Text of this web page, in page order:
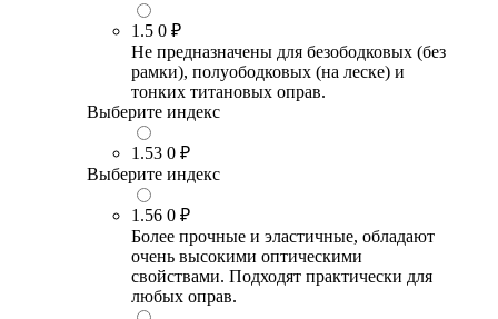
1.5 0 ₽
Не предназначены для безободковых (без
рамки), полуободковых (на леске) и
тонких титановых оправ.
Выберите индекс
1.53 0 ₽
Выберите индекс
1.56 0 ₽
Более прочные и эластичные, обладают
очень высокими оптическими
свойствами. Подходят практически для
любых оправ.